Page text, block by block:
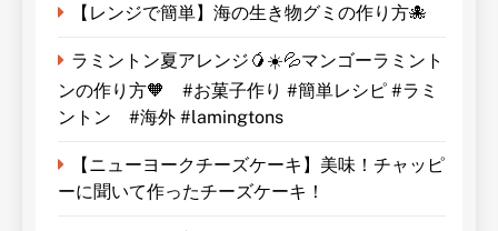
【レンジで簡単】海の生き物グミの作り方🐙
ラミントン夏アレンジ🥭☀️💦マンゴーラミント
ンの作り方🧡 #お菓子作り #簡単レシピ #ラミ
ントン #海外 #lamingtons
【ニューヨークチーズケーキ】美味！チャッピ
ーに聞いて作ったチーズケーキ！